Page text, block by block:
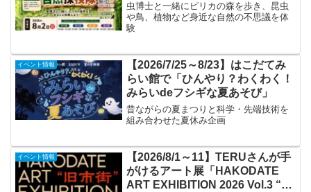
虫博士と一緒にピリカの森を歩き、昆虫
や鳥、植物など身近な自然の不思議を体
験
イベント情報
【2026/7/25～8/23】はこだてみ
らい館で「ひんやり？わくわく！
みらいdeフシギな夏あそび」
昔ながらの夏まつりと科学・先端技術を
組み合わせた夏休み企画
イベント情報
【2026/8/1～11】TERUさんが手
がけるアート展「HAKODATE
ART EXHIBITION 2026 Vol.3 “旧